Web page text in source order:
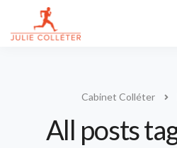
Cabinet Colléter
All posts